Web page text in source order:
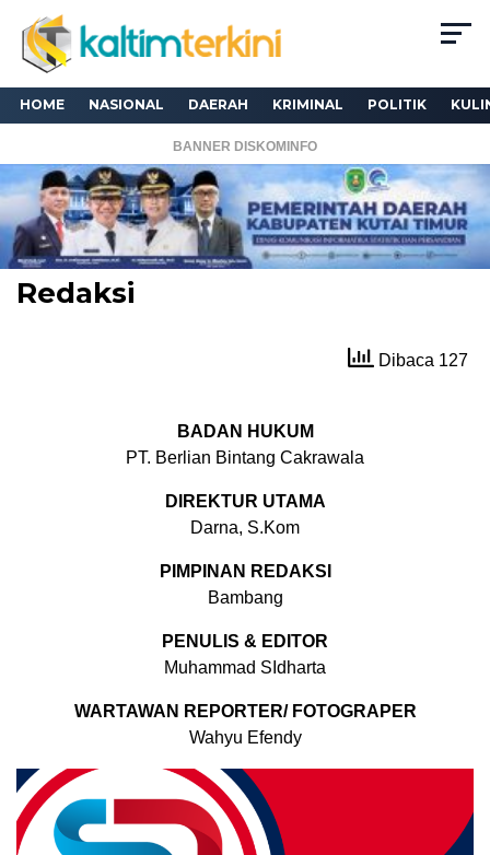
HOME NASIONAL DAERAH KRIMINAL POLITIK
BANNER DISKOMINFO
Redaksi
Dibaca 127
BADAN HUKUM
PT. Berlian Bintang Cakrawala
DIREKTUR UTAMA
Darna, S.Kom
PIMPINAN REDAKSI
Bambang
PENULIS & EDITOR
Muhammad SIdharta
WARTAWAN REPORTER/ FOTOGRAPER
Wahyu Efendy